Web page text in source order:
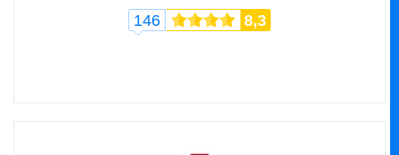
146 8,3